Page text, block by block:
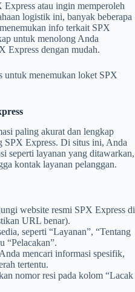
atau ingin memperoleh
logistik ini, banyak beberapa
info terkait SPX
untuk menolong Anda
Express dengan mudah.
untuk menemukan loket SPX
paling akurat dan lengkap
SPX Express. Di situs ini, Anda
seperti layanan yang ditawarkan,
kontak layanan pelanggan.
website resmi SPX Express di
URL benar).
seperti “Layanan”, “Tentang
“Pelacakan”.
mencari informasi spesifik,
tertentu.
nomor resi pada kolom “Lacak